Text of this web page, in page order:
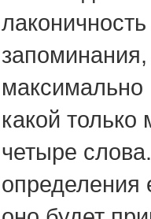
какой
четыре
определения